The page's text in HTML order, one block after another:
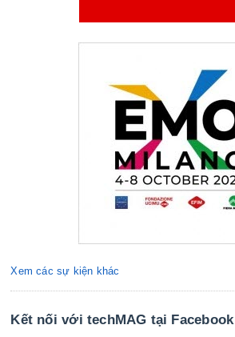
Xem các sự kiện khác
Kết nối với techMAG tại Facebook